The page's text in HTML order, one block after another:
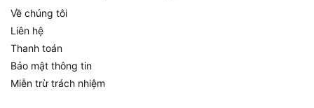
Điều chỉnh lực xoắn
Tốc độ không tải (2
cấp)
Tốc độ va đập (2
Về chúng tôi
Liên hệ
Thanh toán
Bảo mật thông tin
Miễn trừ trách nhiệm